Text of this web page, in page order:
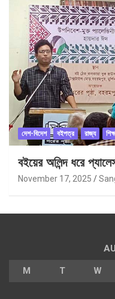
দেশ-বিদেশ বইপত্র রাজ্য
বইয়ের অলিন্দ ধরে
November 17, 2025
M T W